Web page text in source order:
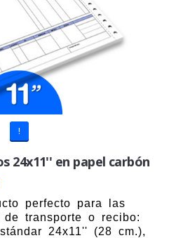
!
24x11'' en papel carbón
perfecto para las
de transporte o recibo:
24x11'' (28 cm.),